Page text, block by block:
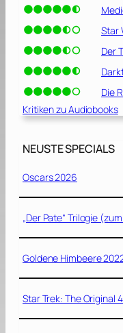
Star
Der
Die
Kritiken zu Audiobooks
NEUSTE SPECIALS
Oscars 2026
„Der Pate“ Trilogie
Goldene Himbeere
Star Trek: The Original